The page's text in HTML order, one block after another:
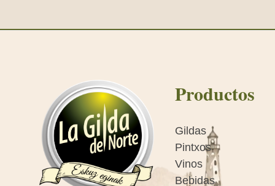
Productos
Gildas
Pintxos
Vinos
Bebidas